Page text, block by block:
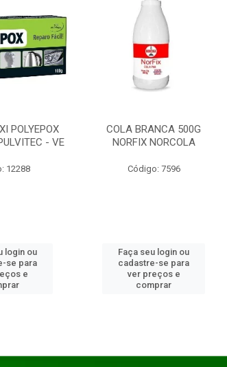
POLYEPOX
- VE
12288
login ou
se para
e
COLA BRANCA 500G
NORFIX NORCOLA
Código: 7596
Faça seu login ou
cadastre-se para
ver preços e
comprar